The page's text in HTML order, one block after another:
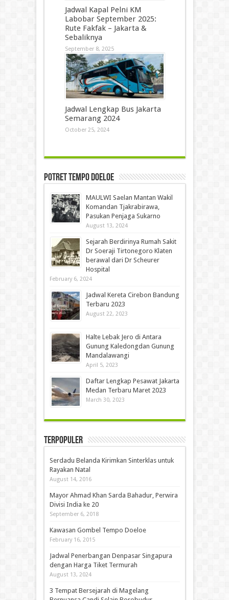
Jadwal Kapal Pelni KM
Labobar September 2025:
Rute Fakfak – Jakarta &
Sebaliknya
September 8, 2025
Jadwal Lengkap Bus Jakarta
Semarang 2024
October 25, 2024
Potret Tempo Doeloe
MAULWI Saelan Mantan Wakil
Komandan Tjakrabirawa,
Pasukan Penjaga Sukarno
August 13, 2024
Sejarah Berdirinya Rumah Sakit
Dr Soeraji Tirtonegoro Klaten
berawal dari Dr Scheurer
Hospital
February 6, 2024
Jadwal Kereta Cirebon Bandung
Terbaru 2023
August 22, 2023
Halte Lebak Jero di Antara
Gunung Kaledongdan Gunung
Mandalawangi
April 5, 2023
Daftar Lengkap Pesawat Jakarta
Medan Terbaru Maret 2023
March 30, 2023
Terpopuler
Serdadu Belanda Kirimkan Sinterklas untuk
Rayakan Natal
August 14, 2016
Mayor Ahmad Khan Sarda Bahadur, Perwira
Divisi India ke 20
September 6, 2018
Kawasan Gombel Tempo Doeloe
February 16, 2015
Jadwal Penerbangan Denpasar Singapura
dengan Harga Tiket Termurah
August 13, 2024
3 Tempat Bersejarah di Magelang